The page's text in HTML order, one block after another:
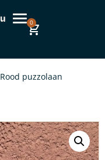
0
Rood puzzolaan